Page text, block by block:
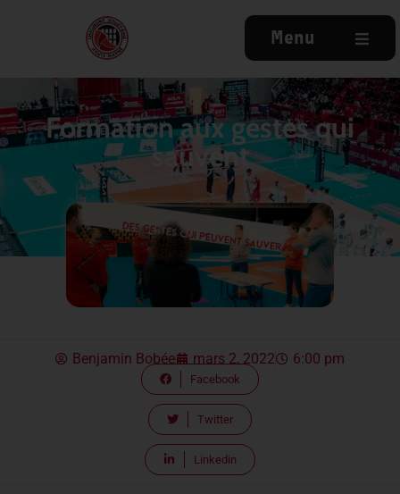
Menu
Formation aux gestes qui
sauvent
Benjamin Bobée mars 2, 2022 6:00 pm
Facebook
Twitter
Linkedin